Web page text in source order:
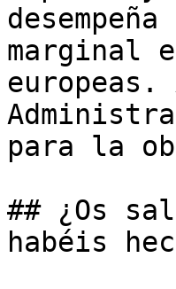
marginal
para la
## ¿Os
habéis